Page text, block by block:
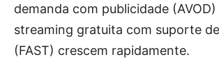
demanda com publicidade
streaming gratuita com suporte
(FAST) crescem rapidamente.